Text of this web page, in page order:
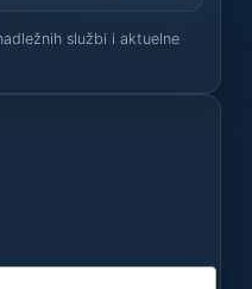
službi i aktuelne